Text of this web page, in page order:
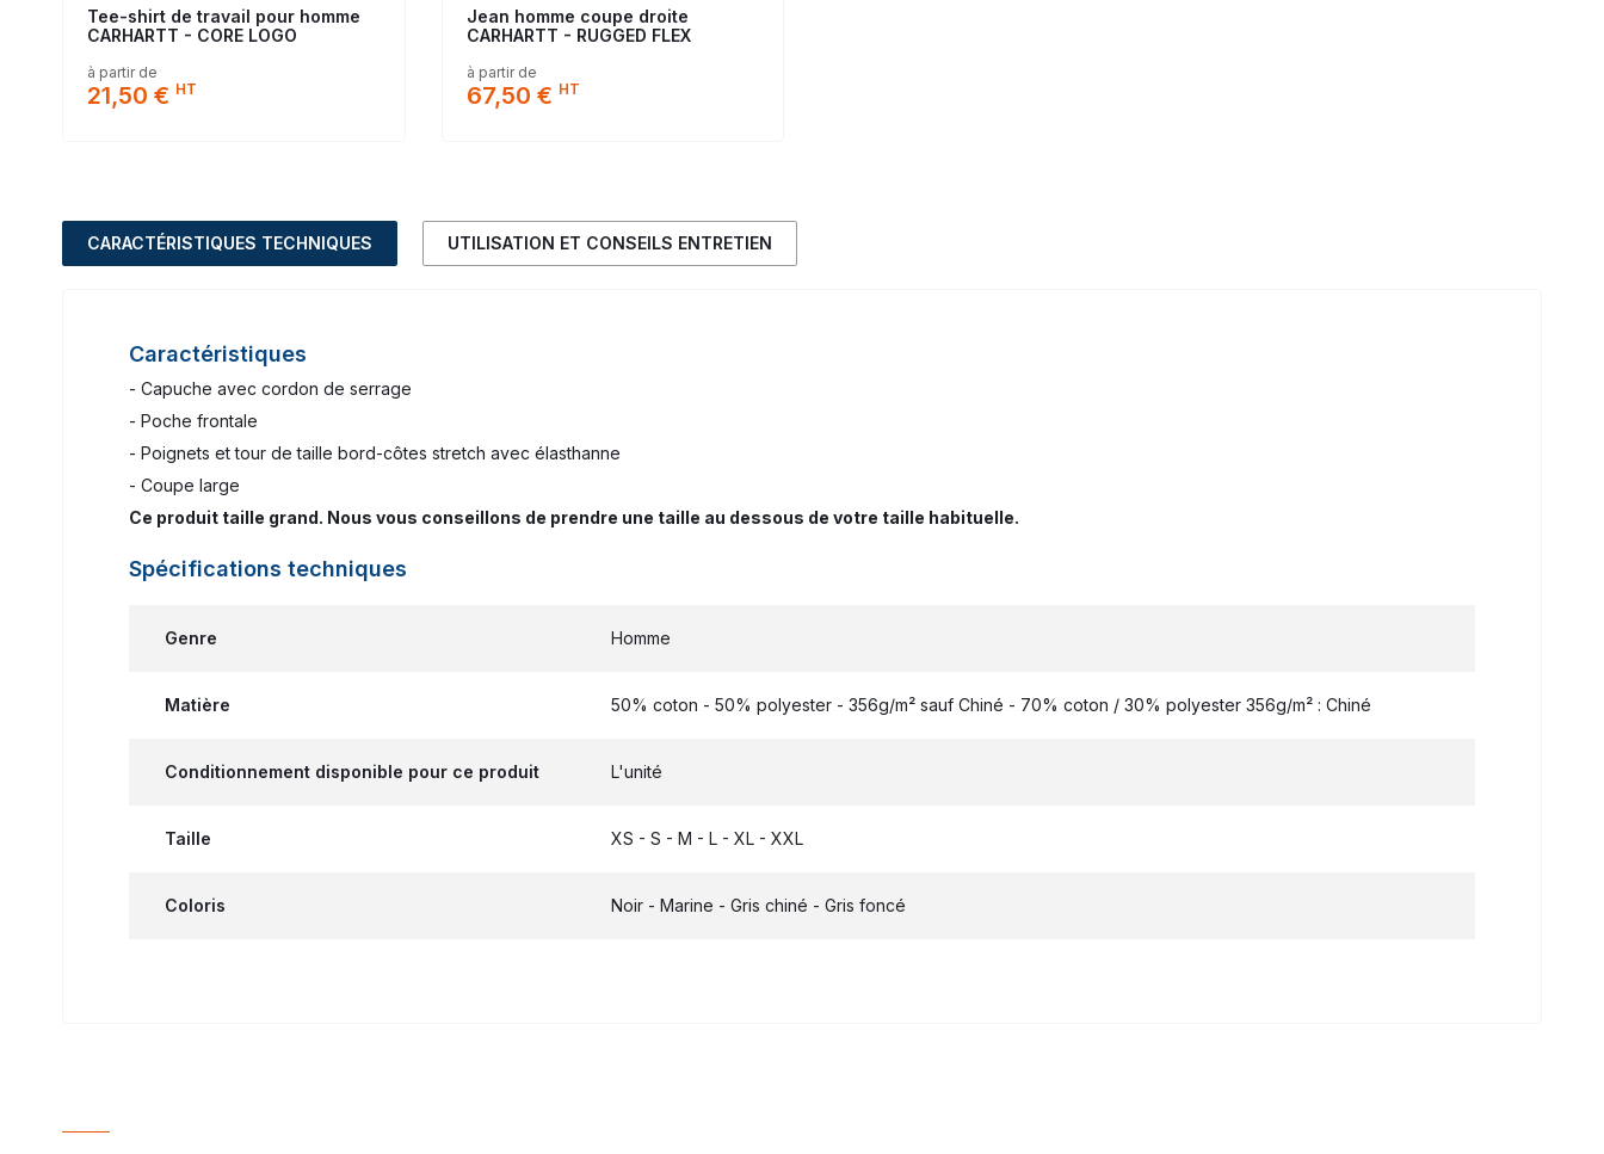
Tee-shirt de travail pour homme
CARHARTT - CORE LOGO
à partir de
21,50 € HT
Jean homme coupe droite
CARHARTT - RUGGED FLEX
à partir de
67,50 € HT
CARACTÉRISTIQUES TECHNIQUES UTILISATION ET CONSEILS ENTRETIEN
Caractéristiques
- Capuche avec cordon de serrage
- Poche frontale
- Poignets et tour de taille bord-côtes stretch avec élasthanne
- Coupe large
Ce produit taille grand. Nous vous conseillons de prendre une taille au dessous de votre taille habituelle.
Spécifications techniques
Genre Homme
Matière 50% coton - 50% polyester - 356g/m² sauf Chiné - 70% coton / 30% polyester 356g/m² : Chiné
Conditionnement disponible pour ce produit L'unité
Taille XS - S - M - L - XL - XXL
Coloris Noir - Marine - Gris chiné - Gris foncé